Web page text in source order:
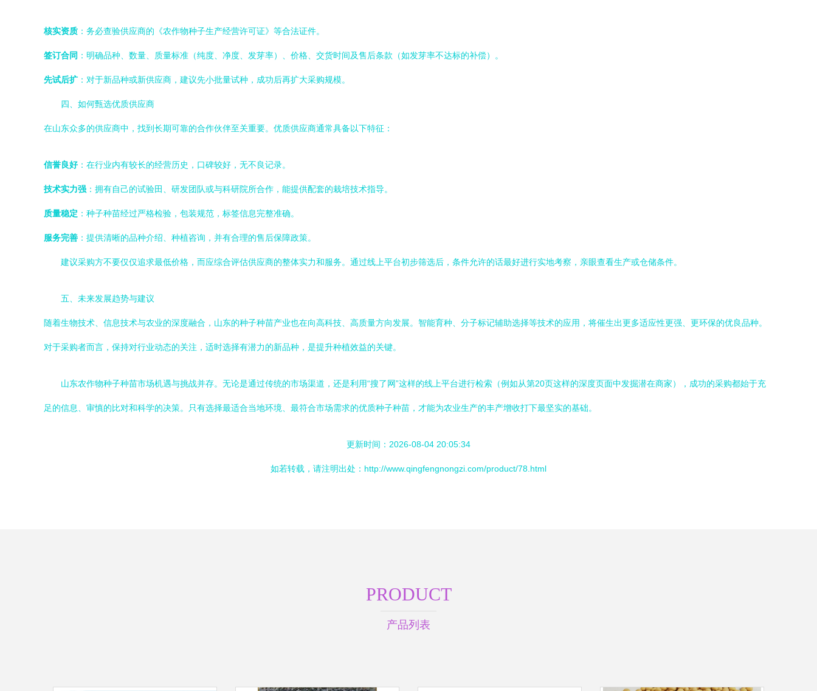
核实资质 ：务必查验供应商的《农作物种子生产经营许可证》等合法证件。
签订合同 ：明确品种、数量、质量标准（纯度、净度、发芽率）、价格、交货时间及售后条款（如发芽率不达标的补偿）。
先试后扩：对于新品种或新供应商，建议先小批量试种，成功后再扩大采购规模。
四、如何甄选优质供应商
在山东众多的供应商中，找到长期可靠的合作伙伴至关重要。优质供应商通常具备以下特征：
信誉良好：在行业内有较长的经营历史，口碑较好，无不良记录。
技术实力强 ：拥有自己的试验田、研发团队或与科研院所合作，能提供配套的栽培技术指导。
质量稳定 ：种子种苗经过严格检验，包装规范，标签信息完整准确。
服务完善 ：提供清晰的品种介绍、种植咨询，并有合理的售后保障政策。
建议采购方不要仅仅追求最低价格，而应综合评估供应商的整体实力和服务。通过线上平台初步筛选后，条件允许的话最好进行实地考察，亲眼查看生产或仓储条件。
五、未来发展趋势与建议
随着生物技术、信息技术与农业的深度融合，山东的种子种苗产业也在向高科技、高质量方向发展。智能育种、分子标记辅助选择等技术的应用，将催生出更多适应性更强、更环保的优良品种。
对于采购者而言，保持对行业动态的关注，适时选择有潜力的新品种，是提升种植效益的关键。
山东农作物种子种苗市场机遇与挑战并存。无论是通过传统的市场渠道，还是利用“搜了网”这样的线上平台进行检索（例如从第20页这样的深度页面中发掘潜在商家），成功的采购都始于充
足的信息、审慎的比对和科学的决策。只有选择最适合当地环境、最符合市场需求的优质种子种苗，才能为农业生产的丰产增收打下最坚实的基础。
更新时间：2026-08-04 20:05:34
如若转载，请注明出处：http://www.qingfengnongzi.com/product/78.html
PRODUCT
产品列表